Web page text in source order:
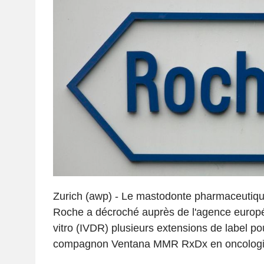
Zurich (awp) - Le mastodonte
Roche a décroché auprès de l'agence
vitro (IVDR) plusieurs extensions de label
compagnon Ventana MMR RxDx en